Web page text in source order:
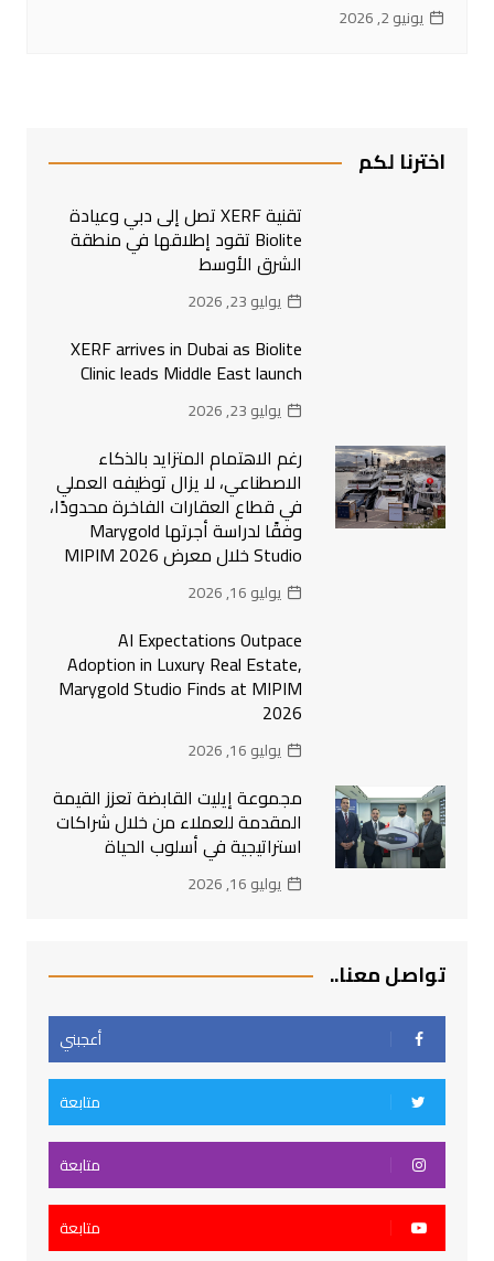
يونيو 2, 2026
اخترنا لكم
تقنية XERF تصل إلى دبي وعيادة
Biolite تقود إطلاقها في منطقة
الشرق الأوسط
يوليو 23, 2026
XERF arrives in Dubai as Biolite
Clinic leads Middle East launch
يوليو 23, 2026
رغم الاهتمام المتزايد بالذكاء
الاصطناعي، لا يزال توظيفه العملي
في قطاع العقارات الفاخرة محدودًا،
وفقًا لدراسة أجرتها Marygold
Studio خلال معرض MIPIM 2026
يوليو 16, 2026
AI Expectations Outpace
Adoption in Luxury Real Estate,
Marygold Studio Finds at MIPIM
2026
يوليو 16, 2026
مجموعة إيليت القابضة تعزز القيمة
المقدمة للعملاء من خلال شراكات
استراتيجية في أسلوب الحياة
يوليو 16, 2026
تواصل معنا..
أعجبني
متابعة
متابعة
متابعة